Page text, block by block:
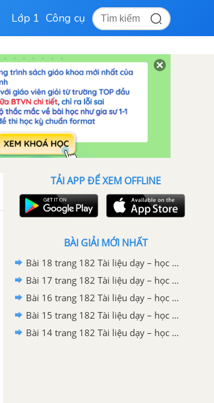
Lớp 1 Công cụ
TẢI APP ĐỂ XEM OFFLINE
BÀI GIẢI MỚI NHẤT
Bài 18 trang 182 Tài liệu dạy – học toán 6 tập 1
Bài 17 trang 182 Tài liệu dạy – học toán 6 tập 1
Bài 16 trang 182 Tài liệu dạy – học toán 6 tập 1
Bài 15 trang 182 Tài liệu dạy – học toán 6 tập 1
Bài 14 trang 182 Tài liệu dạy – học toán 6 tập 1